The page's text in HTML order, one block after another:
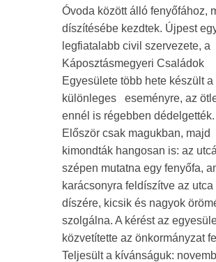
Óvoda között álló fenyőfához,
díszítésébe kezdtek. Újpest
legfiatalabb civil szervezete, a
Káposztásmegyeri Családok
Egyesülete több hete készült a
különleges eseményre, az
ennél is régebben dédelgették.
Először csak magukban, majd
kimondták hangosan is: az
szépen mutatna egy fenyőfa,
karácsonyra feldíszítve az utca
díszére, kicsik és nagyok
szolgálna. A kérést az
közvetítette az önkormányzat
Teljesült a kívánságuk: